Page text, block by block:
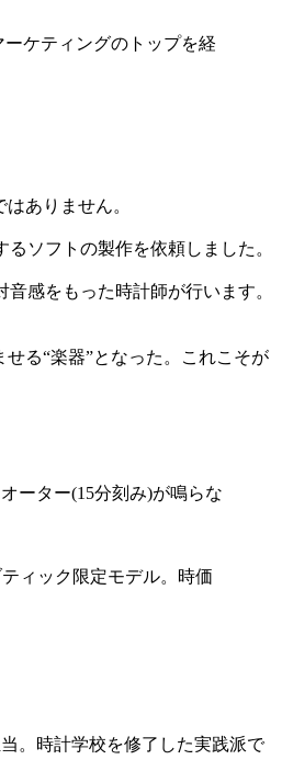
ケティングのトップを経
ありません。
ソフトの製作を依頼しました。
感をもった時計師が行います。
る“楽器”となった。これこそが
ーター(15分刻み)が鳴らな
ィック限定モデル。時価
。時計学校を修了した実践派で